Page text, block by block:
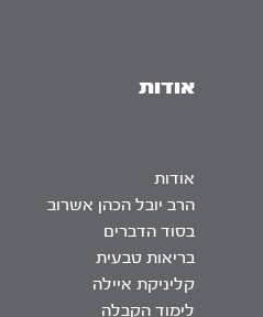
אודות
אודות
הרב יובל הכהן אשרוב
בסוד הדברים
בריאות טבעית
קליניקת איילה
לימוד הקבלה